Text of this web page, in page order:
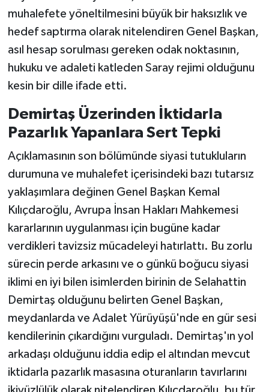
muhalefete yöneltilmesini büyük bir haksızlık ve
hedef saptırma olarak nitelendiren Genel Başkan,
asıl hesap sorulması gereken odak noktasının,
hukuku ve adaleti katleden Saray rejimi olduğunu
kesin bir dille ifade etti.
Demirtaş Üzerinden İktidarla
Pazarlık Yapanlara Sert Tepki
Açıklamasının son bölümünde siyasi tutukluların
durumuna ve muhalefet içerisindeki bazı tutarsız
yaklaşımlara değinen Genel Başkan Kemal
Kılıçdaroğlu, Avrupa İnsan Hakları Mahkemesi
kararlarının uygulanması için bugüne kadar
verdikleri tavizsiz mücadeleyi hatırlattı. Bu zorlu
sürecin perde arkasını ve o günkü boğucu siyasi
iklimi en iyi bilen isimlerden birinin de Selahattin
Demirtaş olduğunu belirten Genel Başkan,
meydanlarda ve Adalet Yürüyüşü'nde en gür sesi
kendilerinin çıkardığını vurguladı. Demirtaş'ın yol
arkadaşı olduğunu iddia edip el altından mevcut
iktidarla pazarlık masasına oturanların tavırlarını